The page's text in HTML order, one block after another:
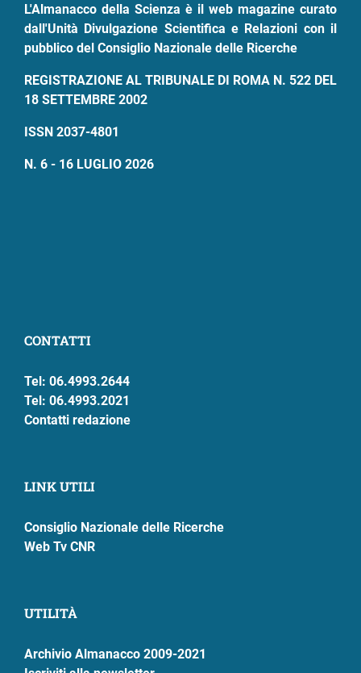
L'Almanacco della Scienza è il web magazine curato
dall'Unità Divulgazione Scientifica e Relazioni con il
pubblico del Consiglio Nazionale delle Ricerche
REGISTRAZIONE AL TRIBUNALE DI ROMA N. 522 DEL
18 SETTEMBRE 2002
ISSN 2037-4801
N. 6 - 16 LUGLIO 2026
CONTATTI
Tel: 06.4993.2644
Tel: 06.4993.2021
Contatti redazione
LINK UTILI
Consiglio Nazionale delle Ricerche
Web Tv CNR
UTILITÀ
Archivio Almanacco 2009-2021